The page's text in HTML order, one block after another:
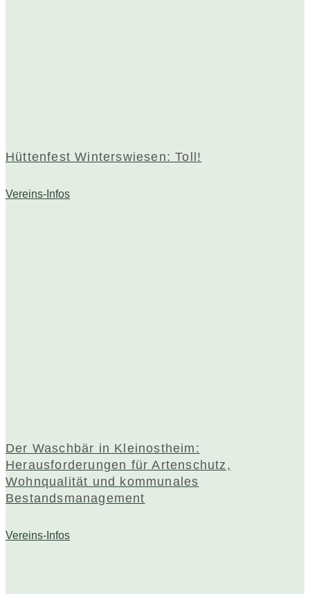
Hüttenfest Winterswiesen: Toll!
Vereins-Infos
Der Waschbär in Kleinostheim:
Herausforderungen für Artenschutz,
Wohnqualität und kommunales
Bestandsmanagement
Vereins-Infos